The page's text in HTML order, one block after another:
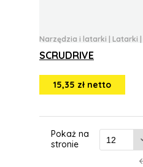
Narzędzia i latarki Latarki
SCRUDRIVE
15,35 zł netto
Pokaż na
stronie